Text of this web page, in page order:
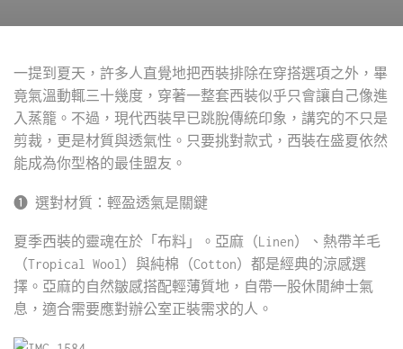
一提到夏天，許多人直覺地把西裝排除在穿搭選項之外，畢
竟氣溫動輒三十幾度，穿著一整套西裝似乎只會讓自己像進
入蒸籠。不過，現代西裝早已跳脫傳統印象，講究的不只是
剪裁，更是材質與透氣性。只要挑對款式，西裝在盛夏依然
能成為你型格的最佳盟友。
❶ 選對材質：輕盈透氣是關鍵
夏季西裝的靈魂在於「布料」。亞麻（Linen）、熱帶羊毛
（Tropical Wool）與純棉（Cotton）都是經典的涼感選
擇。亞麻的自然皺感搭配輕薄質地，自帶一股休閒紳士氣
息，適合需要應對辦公室正裝需求的人。